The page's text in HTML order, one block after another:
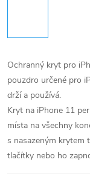
Ochranný kryt pro
pouzdro určené pro
drží a používá.
Kryt na iPhone 11
místa na všechny
s nasazeným krytem
tlačítky nebo ho